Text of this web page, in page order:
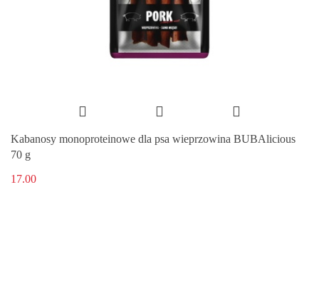
Kabanosy monoproteinowe dla psa wieprzowina BUBAlicious
70 g
17.00